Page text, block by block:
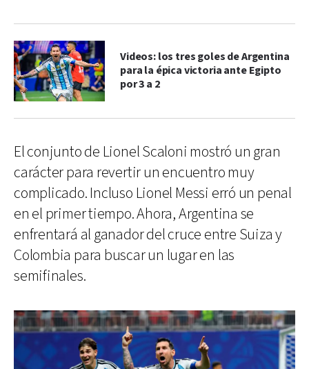
Videos: los tres goles de Argentina
para la épica victoria ante Egipto
por 3 a 2
El conjunto de Lionel Scaloni mostró un gran
carácter para revertir un encuentro muy
complicado. Incluso Lionel Messi erró un penal
en el primer tiempo. Ahora, Argentina se
enfrentará al ganador del cruce entre Suiza y
Colombia para buscar un lugar en las
semifinales.